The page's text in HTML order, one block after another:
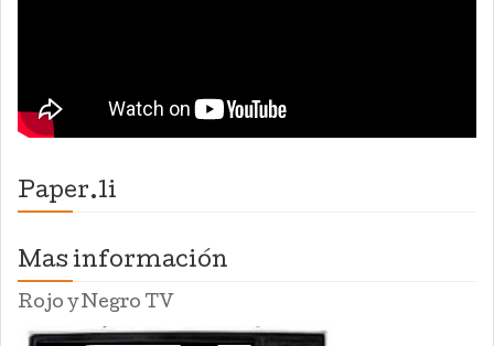
Paper.li
Mas información
Rojo y Negro TV